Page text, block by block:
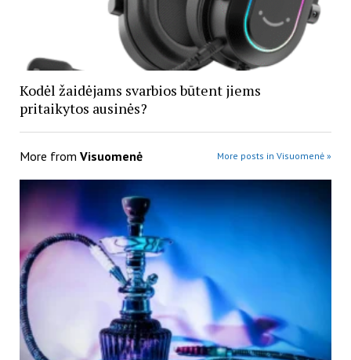
Kodėl žaidėjams svarbios būtent jiems
pritaikytos ausinės?
More from Visuomenė More posts in Visuomenė »